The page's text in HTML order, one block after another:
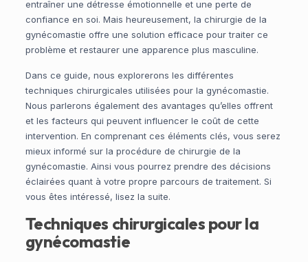
entraîner une détresse émotionnelle et une perte de
confiance en soi. Mais heureusement, la chirurgie de la
gynécomastie offre une solution efficace pour traiter ce
problème et restaurer une apparence plus masculine.
Dans ce guide, nous explorerons les différentes
techniques chirurgicales utilisées pour la gynécomastie.
Nous parlerons également des avantages qu’elles offrent
et les facteurs qui peuvent influencer le coût de cette
intervention. En comprenant ces éléments clés, vous serez
mieux informé sur la procédure de chirurgie de la
gynécomastie. Ainsi vous pourrez prendre des décisions
éclairées quant à votre propre parcours de traitement. Si
vous êtes intéressé, lisez la suite.
Techniques chirurgicales pour la
gynécomastie